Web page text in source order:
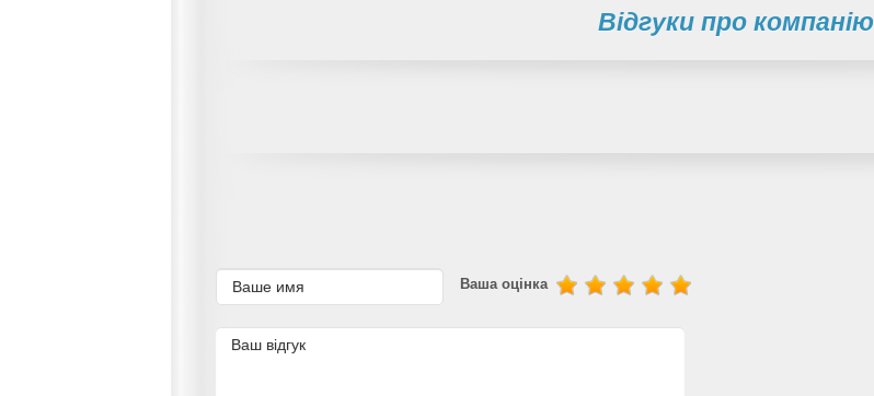
Відгуки про компанію
Ваша оцінка